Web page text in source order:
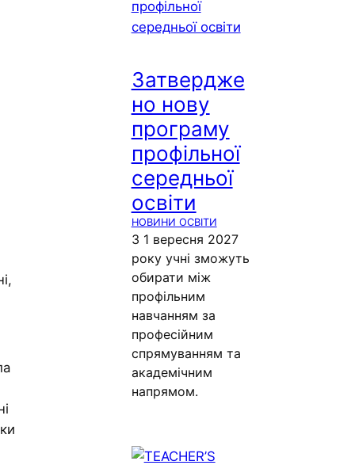
Затвердже
но нову
програму
профільної
середньої
освіти
НОВИНИ ОСВІТИ
З 1 вересня 2027
року учні зможуть
обирати між
профільним
навчанням за
професійним
спрямуванням та
академічним
напрямом.